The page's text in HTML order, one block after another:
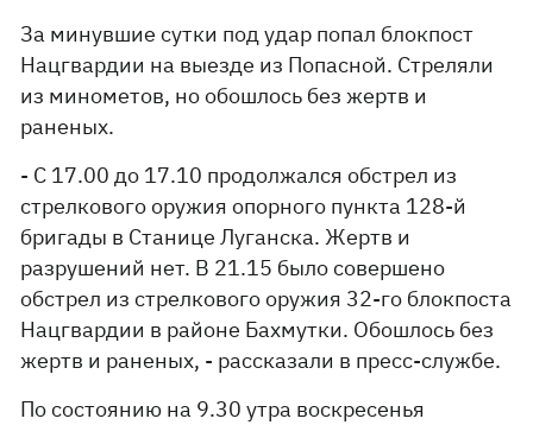
За минувшие сутки под удар попал блокпост
Нацгвардии на выезде из Попасной. Стреляли
из минометов, но обошлось без жертв и
раненых.
- С 17.00 до 17.10 продолжался обстрел из
стрелкового оружия опорного пункта 128-й
бригады в Станице Луганска. Жертв и
разрушений нет. В 21.15 было совершено
обстрел из стрелкового оружия 32-го блокпоста
Нацгвардии в районе Бахмутки. Обошлось без
жертв и раненых, - рассказали в пресс-службе.
По состоянию на 9.30 утра воскресенья